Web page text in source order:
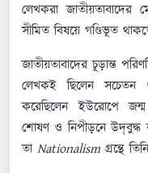
লেখকরা
সীমিত বিষয়ে গণ্ডিভূত
জাতীয়তাবাদের চূড়ান্ত
লেখকই ছিলেন সচেতন ও
করেছিলেন ইউরোপে জন্ম
শোষণ ও নিপীড়নে উদ্‌বুদ্ধ
তা Nationalism গ্রন্থে